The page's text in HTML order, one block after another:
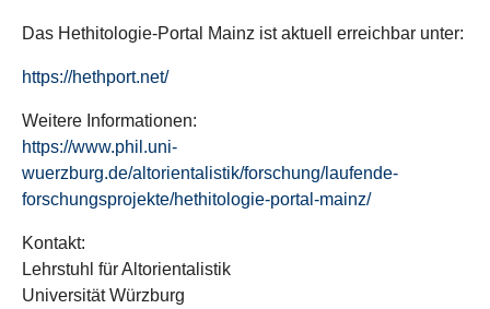
Das Hethitologie-Portal Mainz ist aktuell erreichbar unter:
https://hethport.net/
Weitere Informationen:
https://www.phil.uni-
wuerzburg.de/altorientalistik/forschung/laufende-
forschungsprojekte/hethitologie-portal-mainz/
Kontakt:
Lehrstuhl für Altorientalistik
Universität Würzburg